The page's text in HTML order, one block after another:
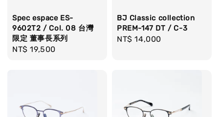
Spec espace ES-
9602T2 / Col. 08 台灣
限定 董事長系列
Regular
NT$ 19,500
BJ Classic collection
PREM-147 DT / C-3
Regular
NT$ 14,000